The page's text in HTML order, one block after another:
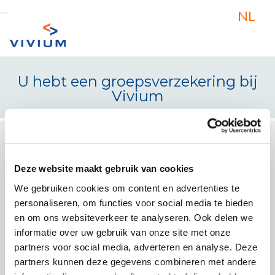
Deze website maakt gebruik van cookies
We gebruiken cookies om content en advertenties te
personaliseren, om functies voor social media te bieden
en om ons websiteverkeer te analyseren. Ook delen we
informatie over uw gebruik van onze site met onze
partners voor social media, adverteren en analyse. Deze
partners kunnen deze gegevens combineren met andere
NL
U hebt een groepsverzekering bij
Vivium
U hebt een groepsverzekering